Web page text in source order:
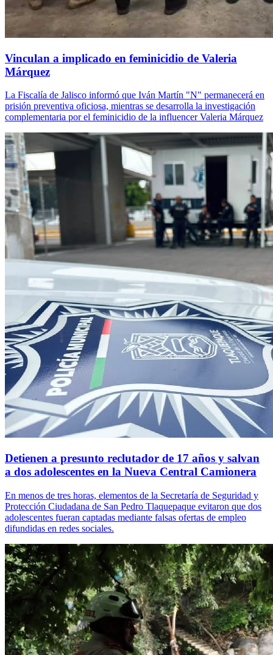
Vinculan a implicado en feminicidio de Valeria
Márquez
La Fiscalía de Jalisco informó que Iván Martín "N" permanecerá en
prisión preventiva oficiosa, mientras se desarrolla la investigación
complementaria por el feminicidio de la influencer Valeria Márquez
Detienen a presunto reclutador de 17 años y salvan
a dos adolescentes en la Nueva Central Camionera
En menos de tres horas, elementos de la Secretaría de Seguridad y
Protección Ciudadana de San Pedro Tlaquepaque evitaron que dos
adolescentes fueran captadas mediante falsas ofertas de empleo
difundidas en redes sociales.